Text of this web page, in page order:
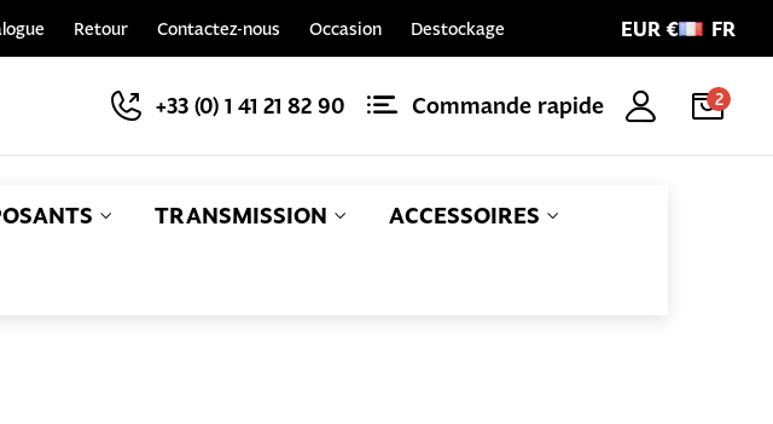
Retour Contactez-nous Occasion Destockage EUR € FR
+33 (0) 1 41 21 82 90 Commande rapide 2
TRANSMISSION ACCESSOIRES